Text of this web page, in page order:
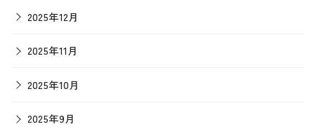
2025年12月
2025年11月
2025年10月
2025年9月